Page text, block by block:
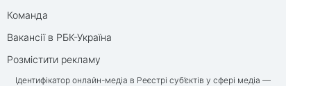
Команда
Вакансії в РБК-Україна
Розмістити рекламу
Ідентифікатор онлайн-медіа в Реєстрі суб’єктів у сфері медіа —